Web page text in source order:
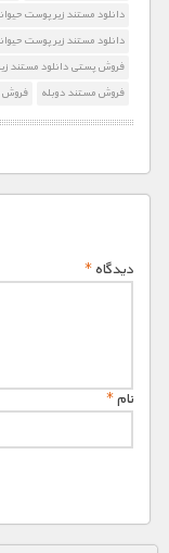
دانلود مستند زیر پوست
دانلود مستند زیر پوست
فروش پستی دانلود مستند
فروش مستند دوبله
فروش
دیدگاه*
نام*